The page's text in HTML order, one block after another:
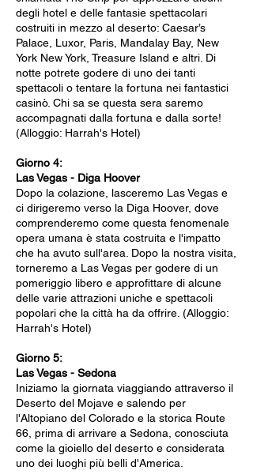
degli hotel e delle fantasie spettacolari
costruiti in mezzo al deserto: Caesar’s
Palace, Luxor, Paris, Mandalay Bay, New
York New York, Treasure Island e altri. Di
notte potrete godere di uno dei tanti
spettacoli o tentare la fortuna nei fantastici
casinò. Chi sa se questa sera saremo
accompagnati dalla fortuna e dalla sorte!
(Alloggio: Harrah's Hotel)
Giorno 4:
Las Vegas - Diga Hoover
Dopo la colazione, lasceremo Las Vegas e
ci dirigeremo verso la Diga Hoover, dove
comprenderemo come questa fenomenale
opera umana è stata costruita e l'impatto
che ha avuto sull'area. Dopo la nostra visita,
torneremo a Las Vegas per godere di un
pomeriggio libero e approfittare di alcune
delle varie attrazioni uniche e spettacoli
popolari che la città ha da offrire. (Alloggio:
Harrah's Hotel)
Giorno 5:
Las Vegas - Sedona
Iniziamo la giornata viaggiando attraverso il
Deserto del Mojave e salendo per
l'Altopiano del Colorado e la storica Route
66, prima di arrivare a Sedona, conosciuta
come la gioiello del deserto e considerata
uno dei luoghi più belli d'America.